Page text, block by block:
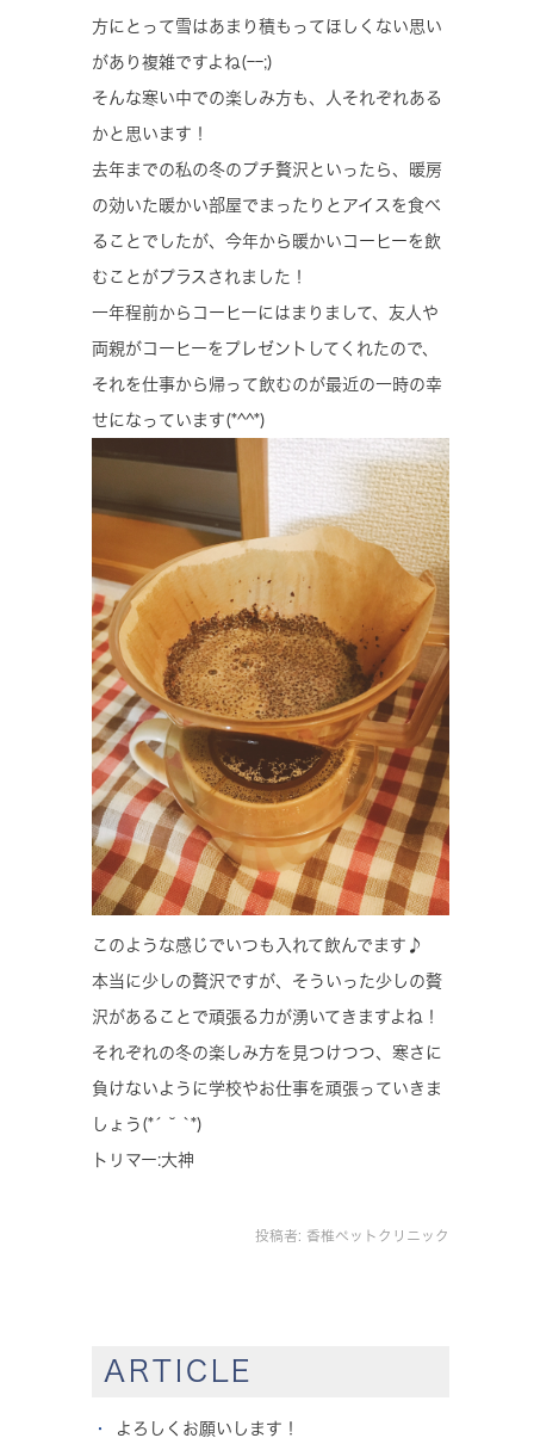
方にとって雪はあまり積もってほしくない思い
があり複雑ですよね(ｰｰ;)
そんな寒い中での楽しみ方も、人それぞれある
かと思います！
去年までの私の冬のプチ贅沢といったら、暖房
の効いた暖かい部屋でまったりとアイスを食べ
ることでしたが、今年から暖かいコーヒーを飲
むことがプラスされました！
一年程前からコーヒーにはまりまして、友人や
両親がコーヒーをプレゼントしてくれたので、
それを仕事から帰って飲むのが最近の一時の幸
せになっています(*^^*)
このような感じでいつも入れて飲んでます♪
本当に少しの贅沢ですが、そういった少しの贅
沢があることで頑張る力が湧いてきますよね！
それぞれの冬の楽しみ方を見つけつつ、寒さに
負けないように学校やお仕事を頑張っていきま
しょう(*´ ˘ `*)
トリマー:大神
投稿者: 香椎ペットクリニック
ARTICLE
よろしくお願いします！